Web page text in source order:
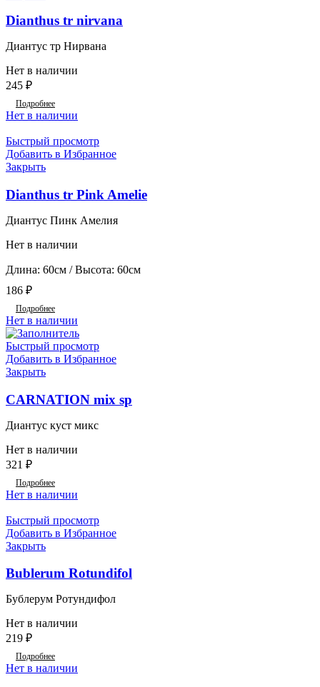
Dianthus tr nirvana
Диантус тр Нирвана
Нет в наличии
245 ₽
Подробнее
Нет в наличии
Быстрый просмотр
Добавить в Избранное
Закрыть
Dianthus tr Pink Amelie
Диантус Пинк Амелия
Нет в наличии
Длина: 60см / Высота: 60см
186 ₽
Подробнее
Нет в наличии
Быстрый просмотр
Добавить в Избранное
Закрыть
CARNATION mix sp
Диантус куст микс
Нет в наличии
321 ₽
Подробнее
Нет в наличии
Быстрый просмотр
Добавить в Избранное
Закрыть
Bublerum Rotundifol
Бублерум Ротундифол
Нет в наличии
219 ₽
Подробнее
Нет в наличии